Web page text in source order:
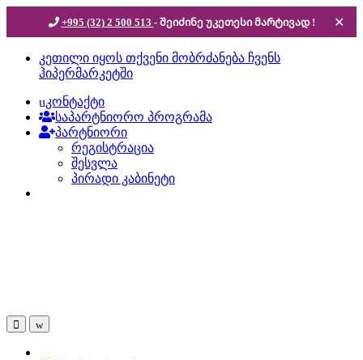
+995 (32) 2 500 513 - შეიძინე უკეთესიმარტივად ! ✕
Skip
Skip
კეთილი იყოს თქვენი მობრძანება ჩვენს
ჰიპერმარკეტში
კონტაქტი
საპარტნიორო პროგრამა
პარტნიორი
რეგისტრაცია
შესვლა
პირადი კაბინეტი